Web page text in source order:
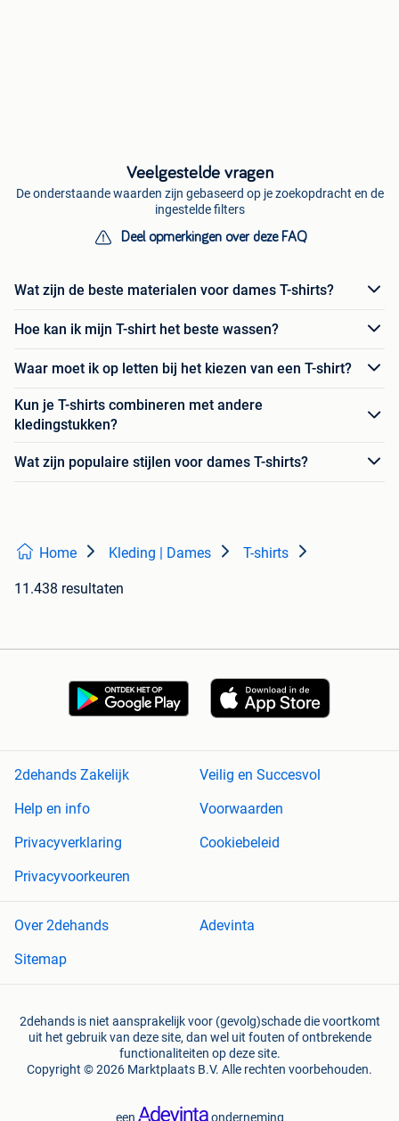
Veelgestelde vragen
De onderstaande waarden zijn gebaseerd op je zoekopdracht en de
ingestelde filters
Deel opmerkingen over deze FAQ
Wat zijn de beste materialen voor dames T-shirts?
Hoe kan ik mijn T-shirt het beste wassen?
Waar moet ik op letten bij het kiezen van een T-shirt?
Kun je T-shirts combineren met andere
kledingstukken?
Wat zijn populaire stijlen voor dames T-shirts?
Home Kleding | Dames T-shirts
11.438 resultaten
2dehands Zakelijk
Veilig en Succesvol
Help en info
Voorwaarden
Privacyverklaring
Cookiebeleid
Privacyvoorkeuren
Over 2dehands
Adevinta
Sitemap
2dehands is niet aansprakelijk voor (gevolg)schade die voortkomt
uit het gebruik van deze site, dan wel uit fouten of ontbrekende
functionaliteiten op deze site.
Copyright © 2026 Marktplaats B.V. Alle rechten voorbehouden.
een onderneming